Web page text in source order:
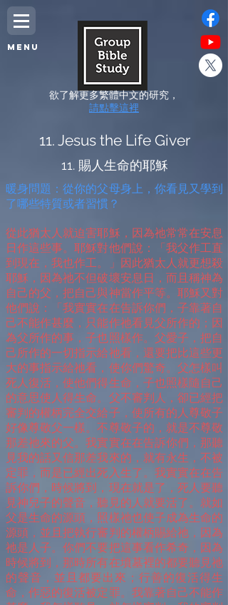
MENU
11. Jesus the Life Giver
11. 賜人生命的耶穌
暖身問題：從你的父母身上，你看見又學到
了哪些特質或者習慣？
從此猶太人就迫害耶穌，因為祂常常在安息
日作這些事。耶穌對他們說：「我父作工直
到現在，我也作工。」因此猶太人就更想殺
耶穌，因為祂不但破壞安息日，而且稱神為
自己的父，把自己與神當作平等。耶穌又對
他們說：「我實實在在告訴你們，子靠著自
己不能作甚麼，只能作祂看見父所作的；因
為父所作的事，子也照樣作。父愛子，把自
己所作的一切指示給祂看，還要把比這些更
大的事指示給祂看，使你們驚奇。父怎樣叫
死人復活，使他們得生命，子也照樣隨自己
的意思使人得生命。父不審判人，卻已經把
審判的權柄完全交給子，使所有的人尊敬子
好像尊敬父一樣。不尊敬子的，就是不尊敬
那差祂來的父。我實實在在告訴你們，那聽
見我的話又信那差我來的，就有永生，不被
定罪，而是已經出死入生了。我實實在在告
訴你們，時候將到，現在就是了，死人要聽
見神兒子的聲音，聽見的人就要活了。就如
父是生命的源頭，照樣祂也使子成為生命的
源頭，並且把執行審判的權柄賜給祂，因為
祂是人子。你們不要把這事看作希奇，因為
時候將到，那時所有在墳墓裡的都要聽見祂
的聲音，並且都要出來；行善的復活得生
命，作惡的復活被定罪。我靠著自己不能作
欲了解更多繁體中文的研究，
請點擊這裡